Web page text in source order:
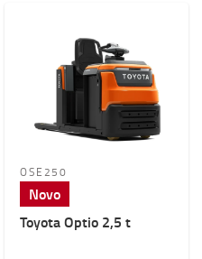
OSE250
Novo
Toyota Optio 2,5 t